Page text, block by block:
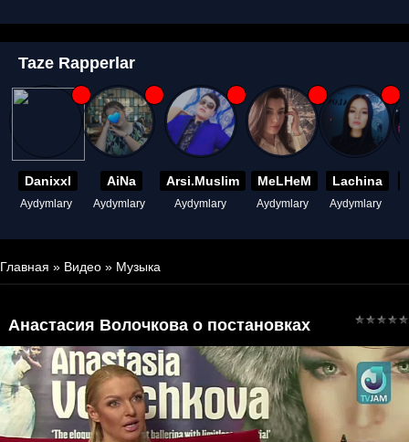
Taze Rapperlar
Danixxl
Aydymlary
AiNa
Aydymlary
Arsi.Muslim
Aydymlary
MeLHeM
Aydymlary
Lachina
Aydymlary
Главная » Видео » Музыка
Анастасия Волочкова о постановках